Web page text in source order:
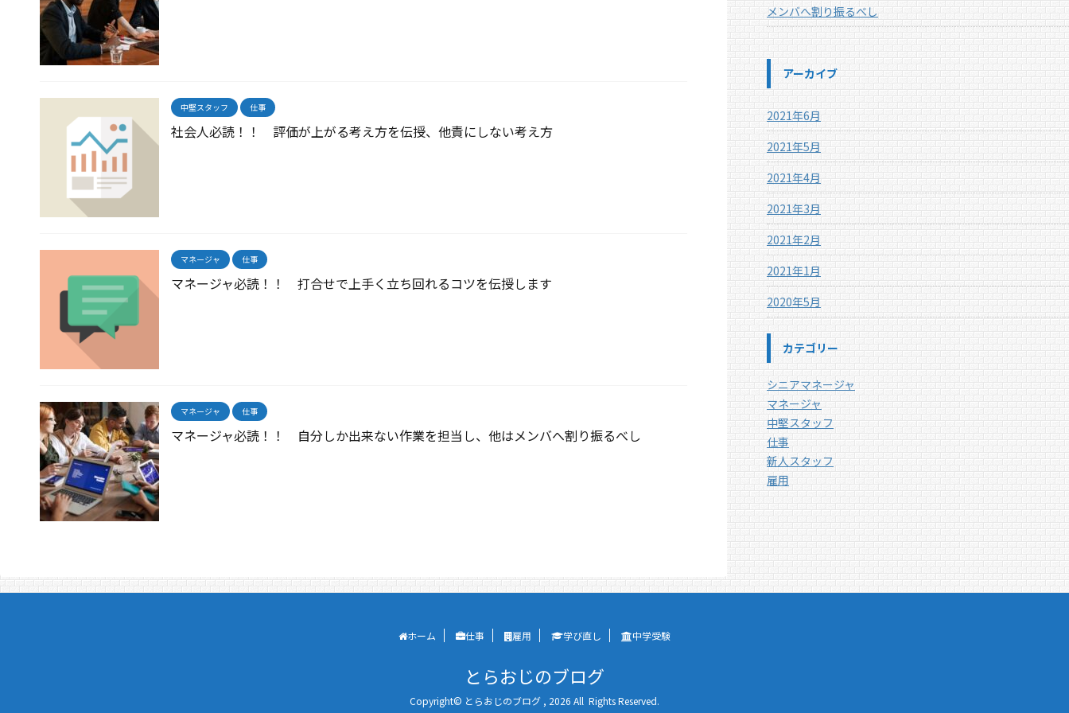
中堅スタッフ 仕事
社会人必読！！ 評価が上がる考え方を伝授、他責にしない考え方
マネージャ 仕事
マネージャ必読！！ 打合せで上手く立ち回れるコツを伝授します
マネージャ 仕事
マネージャ必読！！ 自分しか出来ない作業を担当し、他はメンバへ割り振るべし
メンバへ割り振るべし
アーカイブ
2021年6月
2021年5月
2021年4月
2021年3月
2021年2月
2021年1月
2020年5月
カテゴリー
シニアマネージャ
マネージャ
中堅スタッフ
仕事
新人スタッフ
雇用
ホーム 仕事 雇用 学び直し 中学受験
とらおじのブログ
Copyright© とらおじのブログ , 2026 All Rights Reserved.